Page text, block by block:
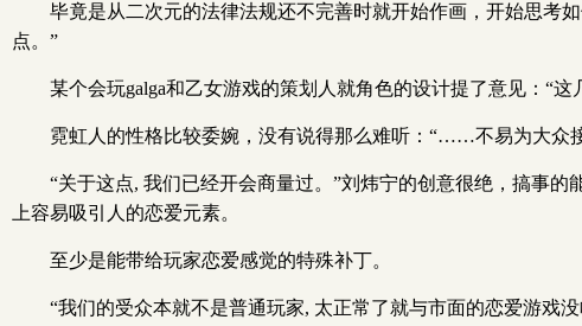
毕竟是从二次元的法律法规还不完善时就开始作画，开始思考
点。”
某个会玩galga和乙女游戏的策划人就角色的设计提了意见：“
霓虹人的性格比较委婉，没有说得那么难听：“……不易为大众
“关于这点, 我们已经开会商量过。”刘炜宁的创意很绝，搞事
上容易吸引人的恋爱元素。
至少是能带给玩家恋爱感觉的特殊补丁。
“我们的受众本就不是普通玩家, 太正常了就与市面的恋爱游戏没